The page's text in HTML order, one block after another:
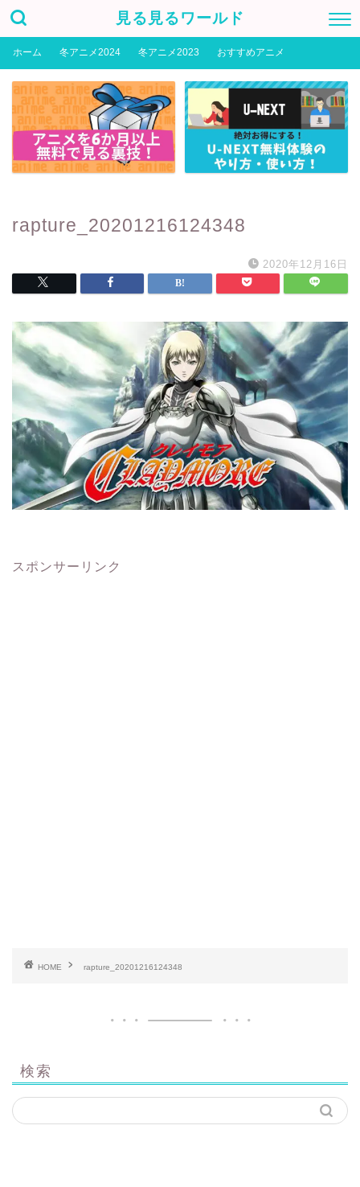
見る見るワールド
ホーム 冬アニメ2024 冬アニメ2023 おすすめアニメ
rapture_20201216124348
2020年12月16日
スポンサーリンク
HOME rapture_20201216124348
検索